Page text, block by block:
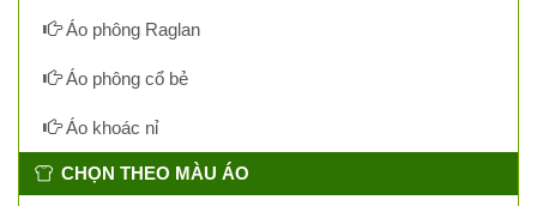
Áo phông Raglan
Áo phông cổ bẻ
Áo khoác nỉ
CHỌN THEO MÀU ÁO